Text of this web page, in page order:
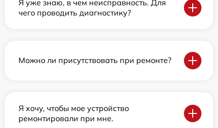
Я уже знаю, в чем неисправность. Для
чего проводить диагностику?
Можно ли присутствовать при ремонте?
Я хочу, чтобы мое устройство
ремонтировали при мне.